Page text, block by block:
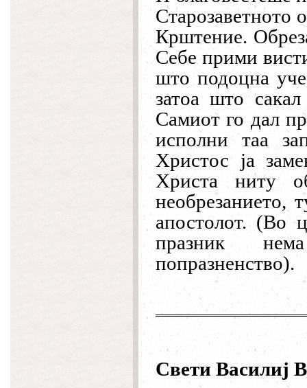
Старозаветното
Крштение.
Себе прими
што подоцна
затоа што
Самиот го дал
исполни таа
Христос ја
Христа ниту
необрезанието,
апостолот. (Во
празник
попразненство).
Свети Василиј